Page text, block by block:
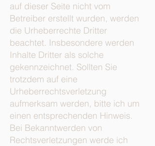
auf dieser Seite nicht vom
Betreiber erstellt wurden, werden
die Urheberrechte Dritter
beachtet. Insbesondere werden
Inhalte Dritter als solche
gekennzeichnet. Sollten Sie
trotzdem auf eine
Urheberrechtsverletzung
aufmerksam werden, bitte ich um
einen entsprechenden Hinweis.
Bei Bekanntwerden von
Rechtsverletzungen werde ich